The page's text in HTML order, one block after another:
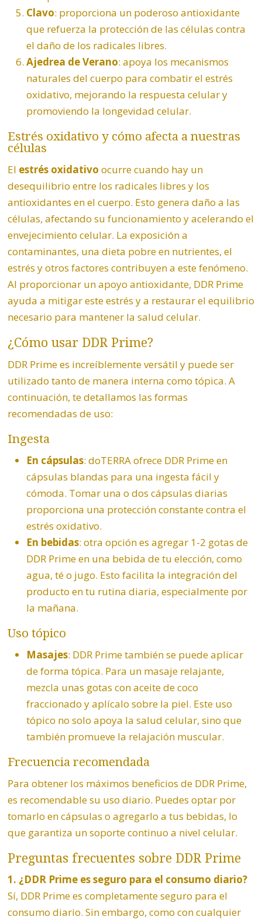
Clavo: proporciona un poderoso antioxidante
que refuerza la protección de las células contra
el daño de los radicales libres.
Ajedrea de Verano: apoya los mecanismos
naturales del cuerpo para combatir el estrés
oxidativo, mejorando la respuesta celular y
promoviendo la longevidad celular.
Estrés oxidativo y cómo afecta a nuestras
células
El estrés oxidativo ocurre cuando hay un
desequilibrio entre los radicales libres y los
antioxidantes en el cuerpo. Esto genera daño a las
células, afectando su funcionamiento y acelerando el
envejecimiento celular. La exposición a
contaminantes, una dieta pobre en nutrientes, el
estrés y otros factores contribuyen a este fenómeno.
Al proporcionar un apoyo antioxidante, DDR Prime
ayuda a mitigar este estrés y a restaurar el equilibrio
necesario para mantener la salud celular.
¿Cómo usar DDR Prime?
DDR Prime es increíblemente versátil y puede ser
utilizado tanto de manera interna como tópica. A
continuación, te detallamos las formas
recomendadas de uso:
Ingesta
En cápsulas: doTERRA ofrece DDR Prime en
cápsulas blandas para una ingesta fácil y
cómoda. Tomar una o dos cápsulas diarias
proporciona una protección constante contra el
estrés oxidativo.
En bebidas: otra opción es agregar 1-2 gotas de
DDR Prime en una bebida de tu elección, como
agua, té o jugo. Esto facilita la integración del
producto en tu rutina diaria, especialmente por
la mañana.
Uso tópico
Masajes: DDR Prime también se puede aplicar
de forma tópica. Para un masaje relajante,
mezcla unas gotas con aceite de coco
fraccionado y aplícalo sobre la piel. Este uso
tópico no solo apoya la salud celular, sino que
también promueve la relajación muscular.
Frecuencia recomendada
Para obtener los máximos beneficios de DDR Prime,
es recomendable su uso diario. Puedes optar por
tomarlo en cápsulas o agregarlo a tus bebidas, lo
que garantiza un soporte continuo a nivel celular.
Preguntas frecuentes sobre DDR Prime
1. ¿DDR Prime es seguro para el consumo diario?
Sí, DDR Prime es completamente seguro para el
consumo diario. Sin embargo, como con cualquier